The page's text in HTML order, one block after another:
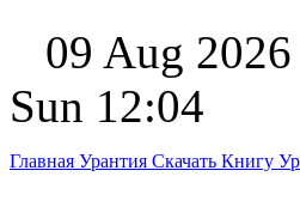
09 Aug
Sun 12:04
Главная Урантия Скачать Книгу